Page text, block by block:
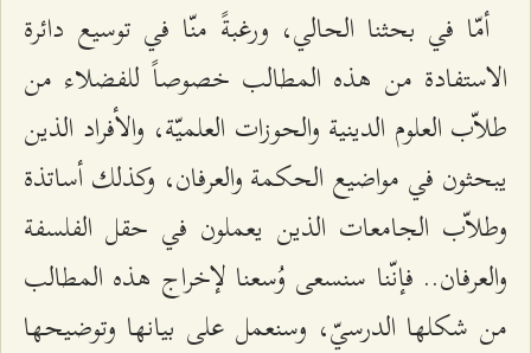
أمّا في بحثنا الحالي، ورغبةً منّا في توسيع دائرة
الاستفادة من هذه المطالب خصوصاً للفضلاء من
طلاّب العلوم الدينية والحوزات العلميّة، والأفراد الذين
يبحثون في مواضيع الحكمة والعرفان، وكذلك أساتذة
وطلاّب الجامعات الذين يعملون في حقل الفلسفة
والعرفان.. فإنّنا سنسعى وُسعنا لإخراج هذه المطالب
من شكلها الدرسيّ، وسنعمل على بيانها وتوضيحها